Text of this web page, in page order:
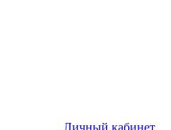
Личный кабинет